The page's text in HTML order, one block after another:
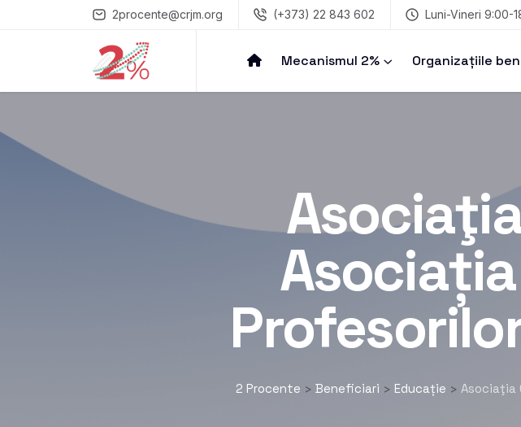
2procente@crjm.org (+373) 22 843 602 Luni-Vineri 9:00-
Mecanismul 2% Organizațiile
2 Procente > Beneficiari > Educație > Asociaţia